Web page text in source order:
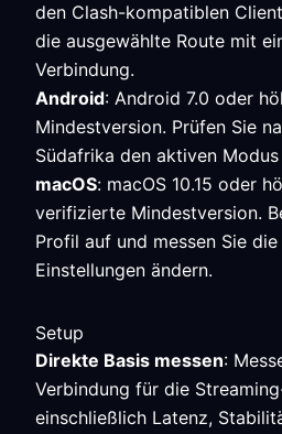
den Clash-kompatiblen
die ausgewählte Route mit
Verbindung.
Android: Android 7.0 oder
Mindestversion. Prüfen Sie
Südafrika den aktiven
macOS: macOS 10.15 oder
verifizierte Mindestversion.
Profil auf und messen Sie
Einstellungen ändern.
Setup
Direkte Basis messen:
Verbindung für die
einschließlich Latenz,